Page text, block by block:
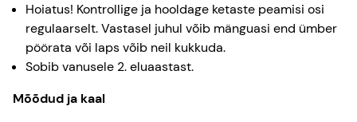
Hoiatus! Kontrollige ja hooldage ketaste peamisi osi
regulaarselt. Vastasel juhul võib mänguasi end ümber
pöörata või laps võib neil kukkuda.
Sobib vanusele 2. eluaastast.
Mõõdud ja kaal